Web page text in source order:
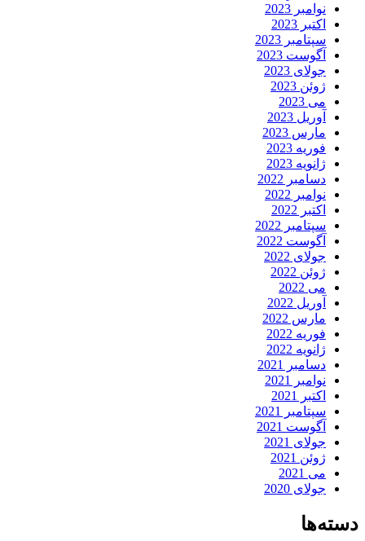
نوامبر 2023
اکتبر 2023
سپتامبر 2023
آگوست 2023
جولای 2023
ژوئن 2023
می 2023
آوریل 2023
مارس 2023
فوریه 2023
ژانویه 2023
دسامبر 2022
نوامبر 2022
اکتبر 2022
سپتامبر 2022
آگوست 2022
جولای 2022
ژوئن 2022
می 2022
آوریل 2022
مارس 2022
فوریه 2022
ژانویه 2022
دسامبر 2021
نوامبر 2021
اکتبر 2021
سپتامبر 2021
آگوست 2021
جولای 2021
ژوئن 2021
می 2021
جولای 2020
دسته‌ها